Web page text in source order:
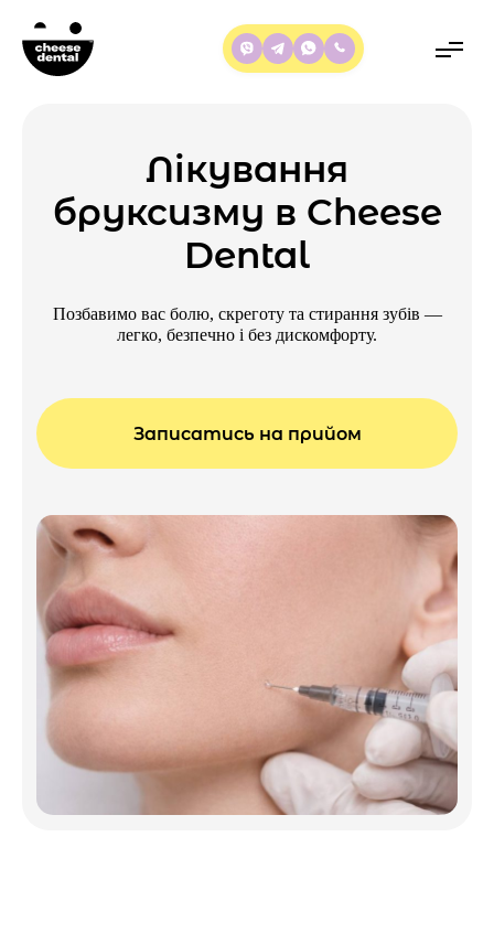
Лікування
бруксизму в Cheese
Dental
Позбавимо вас болю, скреготу та стирання зубів —
легко, безпечно і без дискомфорту.
Записатись на прийом